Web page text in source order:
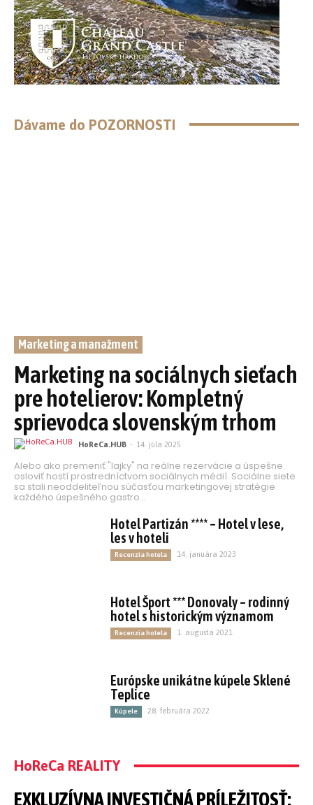
Dávame do POZORNOSTI
Marketing a manažment
Marketing na sociálnych sieťach
pre hotelierov: Kompletný
sprievodca slovenským trhom
HoReCa.HUB - 14. júla 2025
Alebo ako premeniť "lajky" na reálne rezervácie a úspešne
osloviť hostí prostredníctvom sociálnych médií. Sociálne siete
sa stali neoddeliteľnou súčasťou marketingovej stratégie
každého úspešného gastro...
Hotel Partizán **** – Hotel v lese,
les v hoteli
Recenzia hotela 14. januára 2023
Hotel Šport *** Donovaly – rodinný
hotel s historickým významom
Recenzia hotela 1. augusta 2021
Európske unikátne kúpele Sklené
Teplice
Kúpele 28. februára 2022
HoReCa REALITY
EXKLUZÍVNA INVESTIČNÁ PRÍLEŽITOSŤ: